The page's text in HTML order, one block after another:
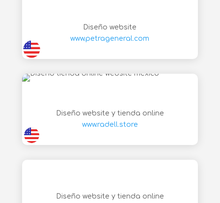
Diseño website
www.petrageneral.com
Diseño website y tienda online
www.radell.store
Diseño website y tienda online